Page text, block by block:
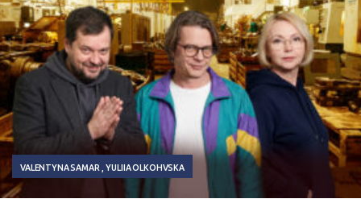
VALENTYNA SAMAR YULIIA OLKOHVSKA